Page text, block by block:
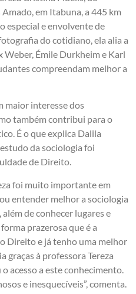
em Itabuna, a 445 km
especial e envolvente de
do cotidiano, ela alia a
Émile Durkheim e Karl
compreendam melhor a
maior interesse dos
também contribui para o
É o que explica Dalila
da sociologia foi
de Direito.
foi muito importante em
entender melhor a sociologia
de conhecer lugares e
prazerosa que é a
Direito e já tenho uma melhor
graças à professora Tereza
acesso a este conhecimento.
e inesquecíveis”, comenta.